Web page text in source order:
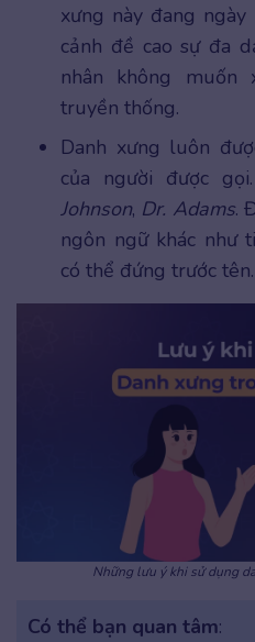
xưng này đang
cảnh đề cao sự đa
nhân không
truyền thống.
Danh xưng luôn
của người được
Johnson, Dr. Adams.
ngôn ngữ khác như
có thể đứng trước tên.
Những lưu ý khi sử dụng
Có thể bạn quan tâm: